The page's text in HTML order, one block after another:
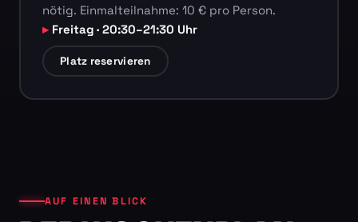
nötig. Einmalteilnahme: 10 € pro Person.
Freitag · 20:30–21:30 Uhr
Platz reservieren
AUF EINEN BLICK